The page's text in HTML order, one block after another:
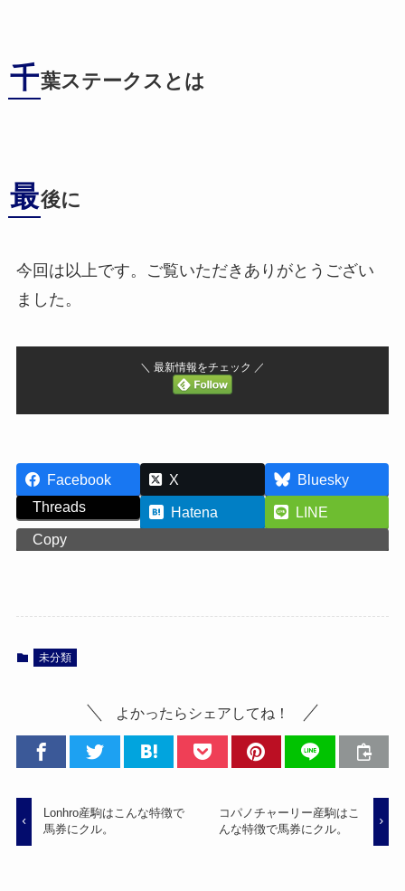
千葉ステークスとは
最後に
今回は以上です。ご覧いただきありがとうござい
ました。
＼ 最新情報をチェック ／
Facebook X
Bluesky
Threads
Hatena
LINE
Copy
未分類
よかったらシェアしてね！
Lonhro産駒はこんな特徴で
馬券にクル。
コパノチャーリー産駒はこ
んな特徴で馬券にクル。